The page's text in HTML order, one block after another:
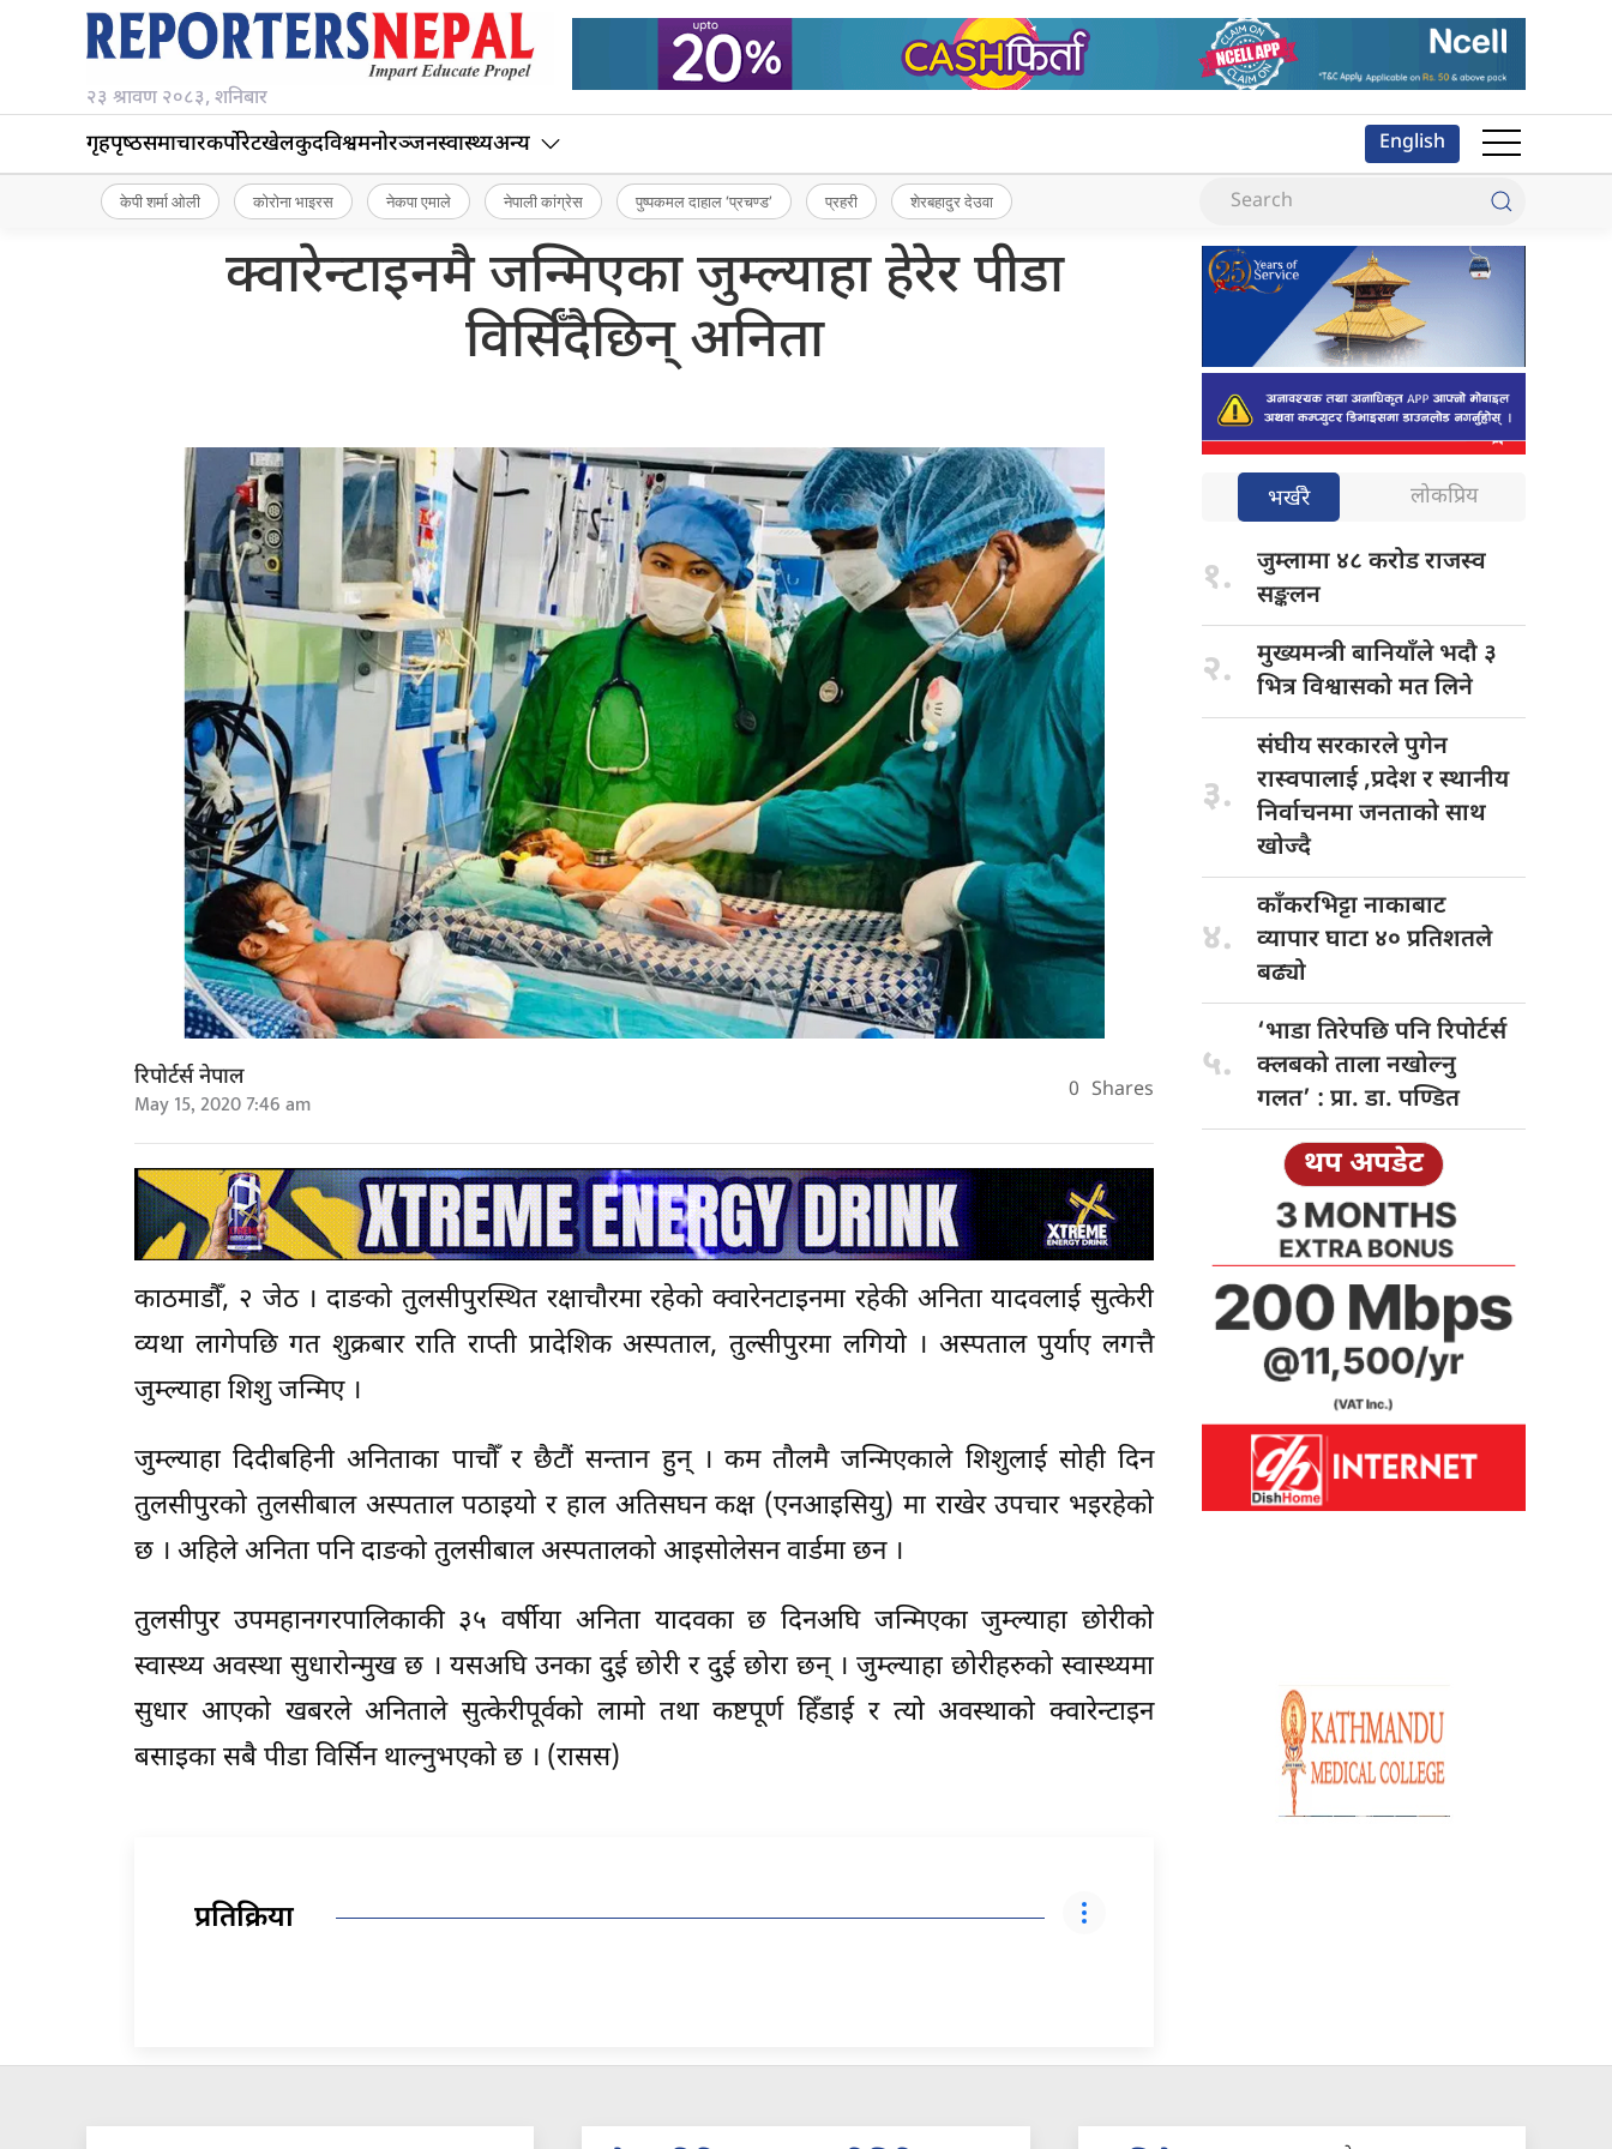
२३ श्रावण २०८३, शनिबार
गृहपृष्‍ठसमाचारकर्पोरेटखेलकुदविश्वमनोरञ्जनस्वास्थ्यअन्य English
केपी शर्मा ओली कोरोना भाइरस नेकपा एमाले नेपाली कांग्रेस पुष्पकमल दाहाल ‘प्रचण्ड’ प्रहरी शेरबहादुर देउवा
क्वारेन्टाइनमै जन्मिएका जुम्ल्याहा हेरेर पीडा
विर्सिँदैछिन् अनिता
रिपोर्टर्स नेपाल
May 15, 2020 7:46 am 0 Shares
काठमाडौँ, २ जेठ । दाङको तुलसीपुरस्थित रक्षाचौरमा रहेको क्वारेनटाइनमा रहेकी अनिता यादवलाई सुत्केरी
व्यथा लागेपछि गत शुक्रबार राति राप्ती प्रादेशिक अस्पताल, तुल्सीपुरमा लगियो । अस्पताल पुर्याए लगत्तै
जुम्ल्याहा शिशु जन्मिए ।
जुम्ल्याहा दिदीबहिनी अनिताका पाचौँ र छैटौं सन्तान हुन् । कम तौलमै जन्मिएकाले शिशुलाई सोही दिन
तुलसीपुरको तुलसीबाल अस्पताल पठाइयो र हाल अतिसघन कक्ष (एनआइसियु) मा राखेर उपचार भइरहेको
छ । अहिले अनिता पनि दाङको तुलसीबाल अस्पतालको आइसोलेसन वार्डमा छन ।
तुलसीपुर उपमहानगरपालिकाकी ३५ वर्षीया अनिता यादवका छ दिनअघि जन्मिएका जुम्ल्याहा छोरीको
स्वास्थ्य अवस्था सुधारोन्मुख छ । यसअघि उनका दुई छोरी र दुई छोरा छन् । जुम्ल्याहा छोरीहरुको स्वास्थ्यमा
सुधार आएको खबरले अनिताले सुत्केरीपूर्वको लामो तथा कष्टपूर्ण हिँडाई र त्यो अवस्थाको क्वारेन्टाइन
बसाइका सबै पीडा विर्सिन थाल्नुभएको छ । (रासस)
प्रतिक्रिया
भर्खरै लोकप्रिय
१. जुम्लामा ४८ करोड राजस्व
सङ्कलन
२. मुख्यमन्त्री बानियाँलेभदौ ३
भित्र विश्वासको मत लिने
३.
संघीय सरकारलेपुगेन
रास्वपालाई ,प्रदेश र स्थानीय
निर्वाचनमा जनताको साथ
खोज्दै
४.
काँकरभिट्टा नाकाबाट
व्यापार घाटा ४० प्रतिशतले
बढ्यो
५.
‘भाडा तिरेपछिपनि रिपोर्टर्स
क्लबको ताला नखोल्नु
गलत’ : प्रा. डा. पण्डित
थप अपडेट